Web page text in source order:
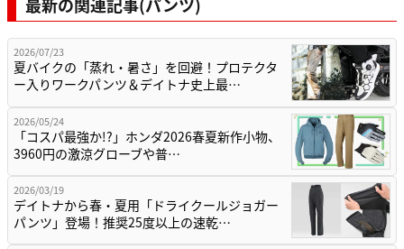
最新の関連記事(パンツ)
2026/07/23
夏バイクの「蒸れ・暑さ」を回避！プロテクタ
ー入りワークパンツ＆デイトナ史上最…
2026/05/24
「コスパ最強か!?」ホンダ2026春夏新作小物、
3960円の激涼グローブや普…
2026/03/19
デイトナから春・夏用「ドライクールジョガー
パンツ」登場！推奨25度以上の速乾…